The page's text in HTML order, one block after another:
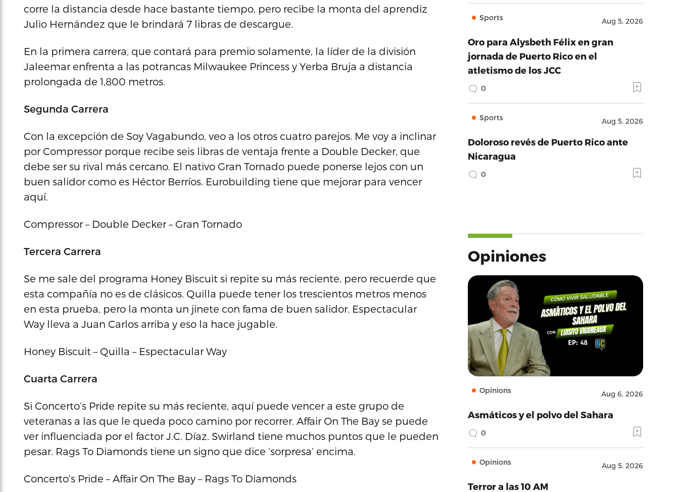
corre la distancia desde hace bastante tiempo, pero recibe la monta del aprendiz
Julio Hernández que le brindará 7 libras de descargue.
En la primera carrera, que contará para premio solamente, la líder de la división
Jaleemar enfrenta a las potrancas Milwaukee Princess y Yerba Bruja a distancia
prolongada de 1,800 metros.
Segunda Carrera
Con la excepción de Soy Vagabundo, veo a los otros cuatro parejos. Me voy a inclinar
por Compressor porque recibe seis libras de ventaja frente a Double Decker, que
debe ser su rival más cercano. El nativo Gran Tornado puede ponerse lejos con un
buen salidor como es Héctor Berríos. Eurobuilding tiene que mejorar para vencer
aquí.
Compressor – Double Decker – Gran Tornado
Tercera Carrera
Se me sale del programa Honey Biscuit si repite su más reciente, pero recuerde que
esta compañía no es de clásicos. Quilla puede tener los trescientos metros menos
en esta prueba, pero la monta un jinete con fama de buen salidor. Espectacular
Way lleva a Juan Carlos arriba y eso la hace jugable.
Honey Biscuit – Quilla – Espectacular Way
Cuarta Carrera
Si Concerto’s Pride repite su más reciente, aquí puede vencer a este grupo de
veteranas a las que le queda poco camino por recorrer. Affair On The Bay se puede
ver influenciada por el factor J.C. Díaz. Swirland tiene muchos puntos que le pueden
pesar. Rags To Diamonds tiene un signo que dice ‘sorpresa’ encima.
Concerto’s Pride – Affair On The Bay – Rags To Diamonds
Sports Aug 5, 2026
Oro para Alysbeth Félix en gran
jornada de Puerto Rico en el
atletismo de los JCC
0
Sports Aug 5, 2026
Doloroso revés de Puerto Rico ante
Nicaragua
0
Opiniones
Opinions Aug 6, 2026
Asmáticos y el polvo del Sahara
0
Opinions Aug 5, 2026
Terror a las 10 AM